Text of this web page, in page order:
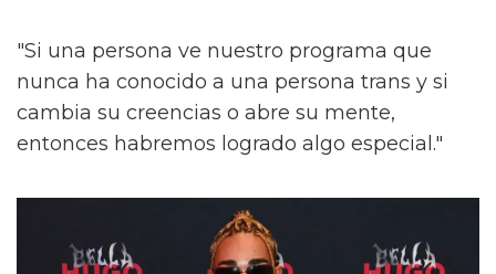
"Si una persona ve nuestro programa que
nunca ha conocido a una persona trans y si
cambia su creencias o abre su mente,
entonces habremos logrado algo especial."